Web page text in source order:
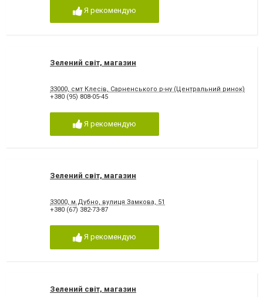
Я рекомендую
Зелений світ, магазин
33000, смт Клесів, Сарненського р-ну (Центральний ринок)
+380 (95) 808-05-45
Я рекомендую
Зелений світ, магазин
33000, м.Дубно, вулиця Замкова, 51
+380 (67) 382-73-87
Я рекомендую
Зелений світ, магазин